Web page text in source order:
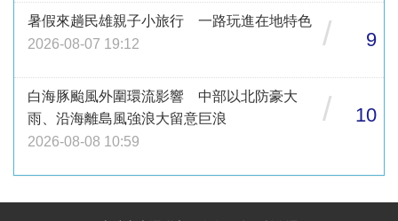
暑假來趟民雄親子小旅行 一路玩進在地特色
2026-08-07 19:12
/ 9
白海豚颱風外圍環流影響 中部以北防豪大
雨、沿海離島風強浪大留意巨浪
2026-08-08 10:59
/ 10